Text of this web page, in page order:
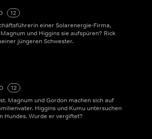
12
einer Solarenergie-Firma,
und Higgins sie aufspüren? Rick
jüngeren Schwester.
12
Magnum und Gordon machen sich auf
Higgins und Kumu untersuchen
Hundes. Wurde er vergiftet?